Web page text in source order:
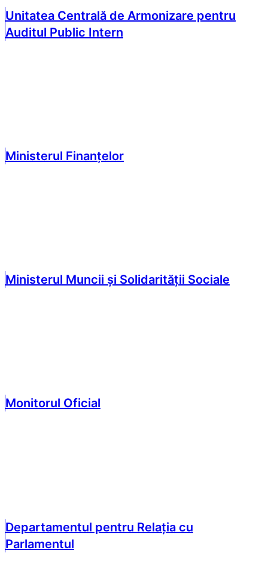
Unitatea Centrală de Armonizare pentru
Auditul Public Intern
Ministerul Finanțelor
Ministerul Muncii și Solidarității Sociale
Monitorul Oficial
Departamentul pentru Relația cu
Parlamentul